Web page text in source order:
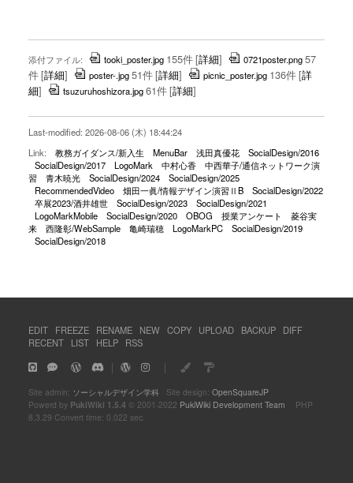
添付ファイル: tooki_poster.jpg 155件[詳細] 0721poster.png57
件[詳細] poster-.jpg51件[詳細] picnic_poster.jpg 136件[詳
細] tsuzuruhoshizora.jpg61件[詳細]
Last-modified: 2026-08-06 (木) 18:44:24
Link:
教務ガイダンス/新入生 MenuBar 浅田真優花
SocialDesign/2016
SocialDesign/2017
LogoMark 中村心香
中西華子/通信ネットワーク演
習
青木暁光 SocialDesign/2024
SocialDesign/2025
RecommendedVideo
畑田一眞/情報デザイン演習ⅡB
SocialDesign/2022
卒展2023/酒井雄世
SocialDesign/2023
SocialDesign/2021
LogoMarkMobile
SocialDesign/2020 OBOG 授業アンケート
菱谷実
来
西隆彰/WebSample 亀崎瑞穂 LogoMarkPC
SocialDesign/2019
SocialDesign/2018
EDIT FREEZE RENAME NEW COPY UPLOAD BACKUP
DIFF
RECENT
LIST HELP RSS
｜ ｜
Site admin: ソーシャルデザイン学科Site design: OpenSquareJP
Powerd by PukiWiki 1.5.4 © 2001-2022 PukiWiki Development Team PHP
8.3.29 Convert time: 0.022 sec.